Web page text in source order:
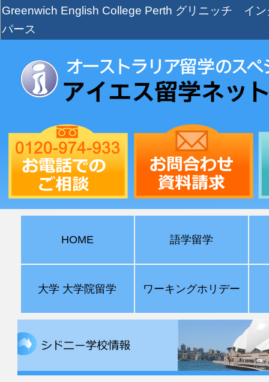
Greenwich English College Perth グリニッチ イ
パース
HOME 語学留学
大学 大学院留学 ワーキングホリデー